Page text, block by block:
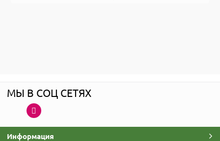
МЫ В СОЦ СЕТЯХ
Информация